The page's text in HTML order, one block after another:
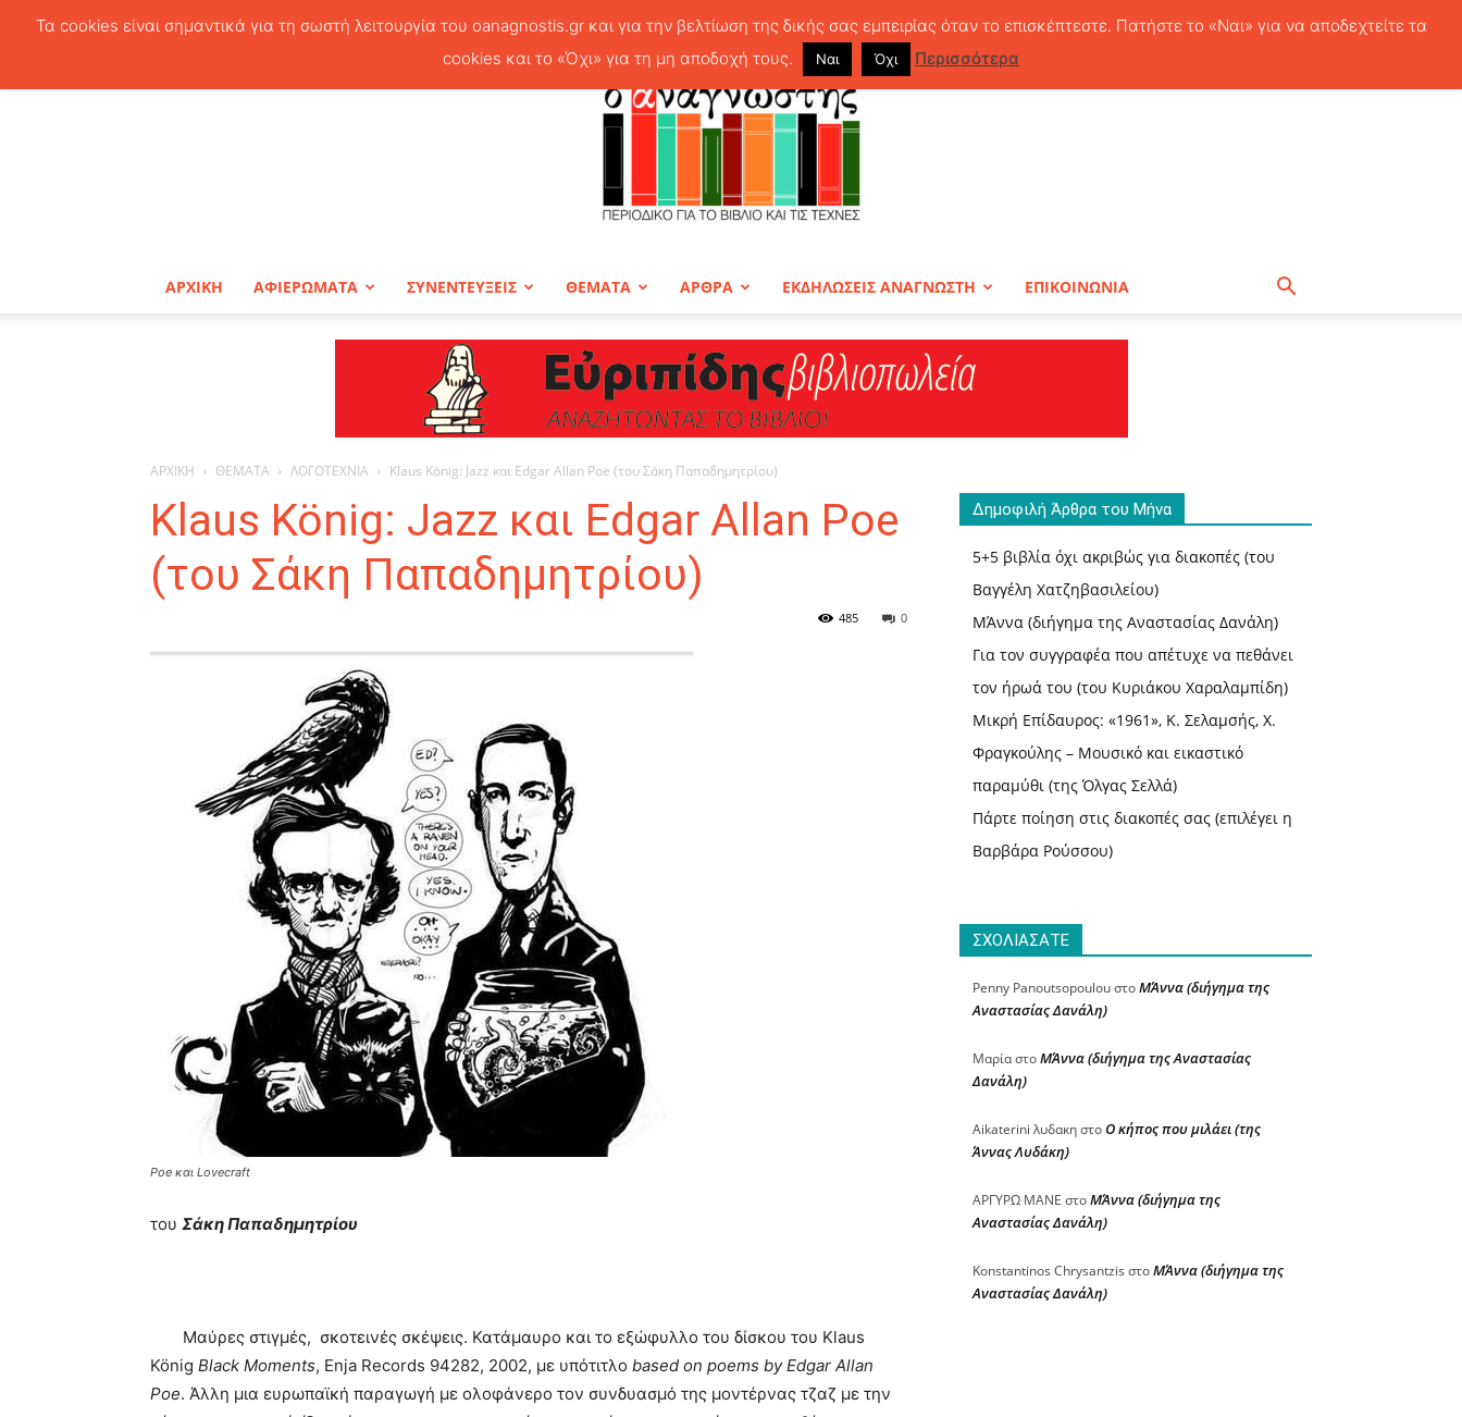
Παρασκευή, 7 Αυγούστου, 2026
Ο
ΑΝΑΓΝΩΣΤΗΣ
ΑΡΧΙΚΗ ΑΦΙΕΡΩΜΑΤΑ ΣΥΝΕΝΤΕΥΞΕΙΣ ΘΕΜΑΤΑ ΑΡΘΡΑ ΕΚΔΗΛΩΣΕΙΣ ΑΝΑΓΝΩΣΤΗ ΕΠΙΚΟΙΝΩΝΙΑ
ΑΡΧΙΚΗ ΘΕΜΑΤΑ ΛΟΓΟΤΕΧΝΙΑ Klaus König: Jazz και Edgar Allan Poe (του Σάκη Παπαδημητρίου)
Klaus König: Jazz και Edgar Allan Poe
(του Σάκη Παπαδημητρίου)
0
485
Poe και Lovecraft
του Σάκη Παπαδημητρίου
Mαύρες στιγμές, σκοτεινές σκέψεις. Κατάμαυρο και το εξώφυλλο του δίσκου του Klaus
König Black Moments, Enja Records 94282, 2002, με υπότιτλο based on poems by Edgar Allan
Poe. Άλλη μια ευρωπαϊκή παραγωγή με ολοφάνερο τον συνδυασμό της μοντέρνας τζαζ με την
Δημοφιλή Άρθρα του Μήνα
5+5 βιβλία όχι ακριβώς για διακοπές (του
Βαγγέλη Χατζηβασιλείου)
ΜΆννα (διήγημα της Αναστασίας Δανάλη)
Για τον συγγραφέα που απέτυχε να πεθάνει
τον ήρωά του (του Κυριάκου Χαραλαμπίδη)
Μικρή Επίδαυρος: «1961», Κ. Σελαμσής, Χ.
Φραγκούλης – Μουσικό και εικαστικό
παραμύθι (της Όλγας Σελλά)
Πάρτε ποίηση στις διακοπές σας (επιλέγει η
Βαρβάρα Ρούσσου)
ΣΧΟΛΙΑΣΑΤΕ
Penny PanoutsopoulouστοΜΆννα (διήγημα της
Αναστασίας Δανάλη)
ΜαρίαστοΜΆννα (διήγημα της Αναστασίας
Δανάλη)
Aikaterini λυδακηστοΟ κήπος που μιλάει (της
Άννας Λυδάκη)
ΑΡΓΥΡΩ ΜΑΝΕ στοΜΆννα (διήγημα της
Αναστασίας Δανάλη)
Konstantinos Chrysantzis στοΜΆννα (διήγημα της
Αναστασίας Δανάλη)
Τα cookies είναι σημαντικά για τη σωστή λειτουργία του oanagnostis.gr και για την βελτίωση της δικής σας εμπειρίας όταν το επισκέπτεστε. Πατήστε το «Ναι» για να αποδεχτείτε τα
cookies και το «Όχι» για τη μη αποδοχή τους.
Ναι Όχι Περισσότερα